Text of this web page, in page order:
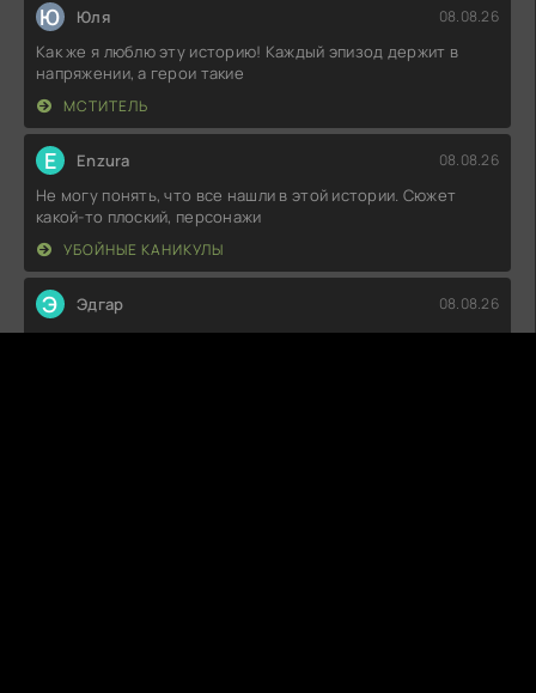
Ю Юля 08.08.26
Как же я люблю эту историю! Каждый эпизод держит в
напряжении, а герои такие
МСТИТЕЛЬ
E Enzura 08.08.26
Не могу понять, что все нашли в этой истории. Сюжет
какой-то плоский, персонажи
УБОЙНЫЕ КАНИКУЛЫ
Э Эдгар 08.08.26
Что-то у меня не сложилось с этой историей. Поначалу